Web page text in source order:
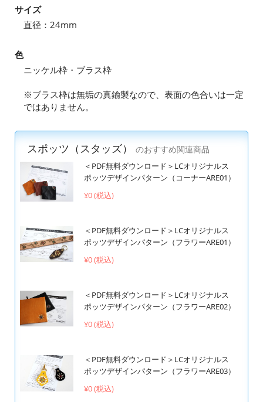
サイズ
直径：24mm
色
ニッケル枠・ブラス枠
※ブラス枠は無垢の真鍮製なので、表面の色合いは一定
ではありません。
スポッツ（スタッズ）
のおすすめ関連商品
＜PDF無料ダウンロード＞LCオリジナルス
ポッツデザインパターン（コーナーARE01）
¥0 (税込)
＜PDF無料ダウンロード＞LCオリジナルス
ポッツデザインパターン（フラワーARE01）
¥0 (税込)
＜PDF無料ダウンロード＞LCオリジナルス
ポッツデザインパターン（フラワーARE02）
¥0 (税込)
＜PDF無料ダウンロード＞LCオリジナルス
ポッツデザインパターン（フラワーARE03）
¥0 (税込)